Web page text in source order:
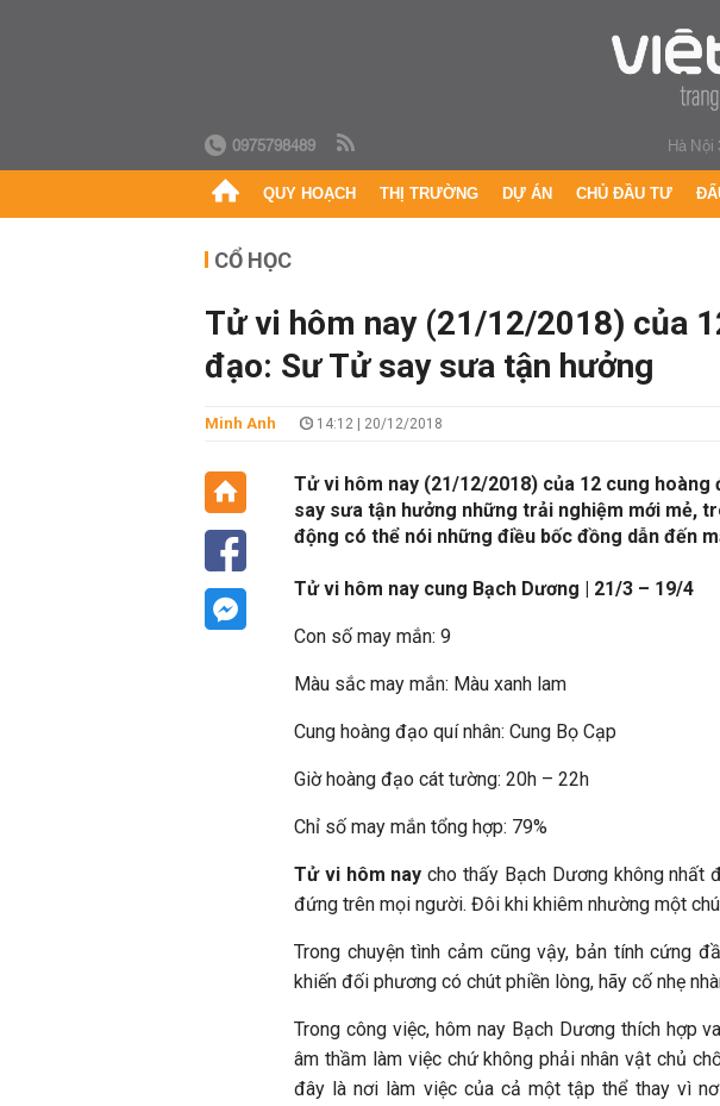
0975798489 Hà Nội
QUY HOẠCH THỊ TRƯỜNG DỰ ÁN CHỦ ĐẦU TƯ
CỔ HỌC
Tử vi hôm nay (21/12/2018) của
đạo: Sư Tử say sưa tận hưởng
Minh Anh 14:12 | 20/12/2018
Tử vi hôm nay (21/12/2018) của 12 cung hoàng
say sưa tận hưởng những trải nghiệm mới mẻ,
động có thể nói những điều bốc đồng dẫn đến
Tử vi hôm nay cung Bạch Dương | 21/3 – 19/4
Con số may mắn: 9
Màu sắc may mắn: Màu xanh lam
Cung hoàng đạo quí nhân: Cung Bọ Cạp
Giờ hoàng đạo cát tường: 20h – 22h
Chỉ số may mắn tổng hợp: 79%
Tử vi hôm nay cho thấy Bạch Dương không nhất
đứng trên mọi người. Đôi khi khiêm nhường một
Trong chuyện tình cảm cũng vậy, bản tính cứng
khiến đối phương có chút phiền lòng, hãy cố nhẹ
Trong công việc, hôm nay Bạch Dương thích hợp
âm thầm làm việc chứ không phải nhân vật chủ
đây là nơi làm việc của cả một tập thể thay vì